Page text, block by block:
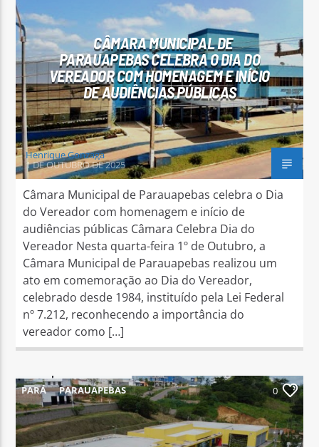
CÂMARA MUNICIPAL DE
PARAUAPEBAS CELEBRA O DIA DO
VEREADOR COM HOMENAGEM E INÍCIO
DE AUDIÊNCIAS PÚBLICAS
Henrique Gonzaga
1 DE OUTUBRO DE 2025
Câmara Municipal de Parauapebas celebra o Dia
do Vereador com homenagem e início de
audiências públicas Câmara Celebra Dia do
Vereador Nesta quarta-feira 1º de Outubro, a
Câmara Municipal de Parauapebas realizou um
ato em comemoração ao Dia do Vereador,
celebrado desde 1984, instituído pela Lei Federal
nº 7.212, reconhecendo a importância do
vereador como […]
PARÁ PARAUAPEBAS 0